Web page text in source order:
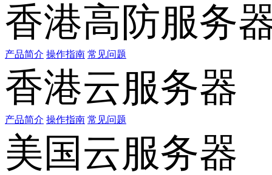
香港高防服务
产品简介 操作指南 常见问题
香港云服务器
产品简介 操作指南 常见问题
美国云服务器